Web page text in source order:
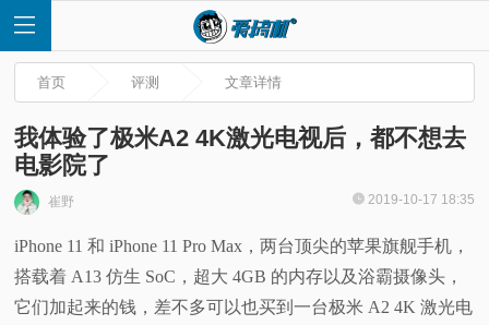
首
页
快
首页 评测 文章详情
我体验了极米A2 4K激光电视后，都不想去
电影院了
崔野 2019-10-17 18:35
iPhone 11 和 iPhone 11 Pro Max，两台顶尖的苹果旗舰手机，
搭载着 A13 仿生 SoC，超大 4GB 的内存以及浴霸摄像头，
它们加起来的钱，差不多可以也买到一台极米 A2 4K 激光电